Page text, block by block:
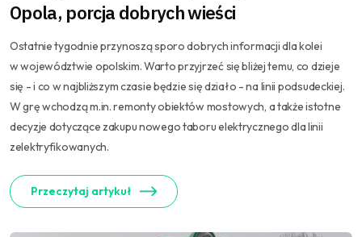
Opola, porcja dobrych wieści
Ostatnie tygodnie przynoszą sporo dobrych informacji dla kolei
w województwie opolskim. Warto przyjrzeć się bliżej temu, co dzieje
się - i co w najbliższym czasie będzie się działo - na linii podsudeckiej.
W grę wchodzą m.in. remonty obiektów mostowych, a także istotne
decyzje dotyczące zakupu nowego taboru elektrycznego dla linii
zelektryfikowanych.
Przeczytaj artykuł